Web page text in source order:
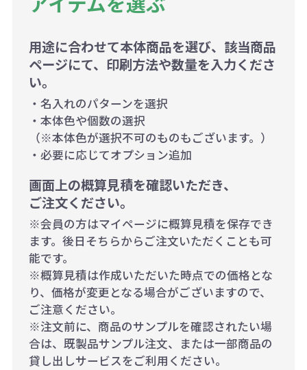
用途に合わせて本体商品を選び、該当商品
ページにて、印刷方法や数量を入力くださ
い。
・名入れのパターンを選択
・本体色や個数の選択
（※本体色が選択不可のものもございます。）
・必要に応じてオプション追加
画面上の概算見積を確認いただき、
ご注文ください。
※会員の方はマイページに概算見積を保存でき
ます。後日そちらからご注文いただくことも可
能です。
※概算見積は作成いただいた時点での価格とな
り、価格が変更となる場合がございますので、
ご注意ください。
※注文前に、商品のサンプルを確認されたい場
合は、既製品サンプル注文、または一部商品の
貸し出しサービスをご利用ください。